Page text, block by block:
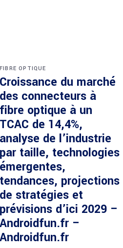
FIBRE OPTIQUE
Croissance du marché
des connecteurs à
fibre optique à un
TCAC de 14,4%,
analyse de l’industrie
par taille, technologies
émergentes,
tendances, projections
de stratégies et
prévisions d’ici 2029 –
Androidfun.fr –
Androidfun.fr